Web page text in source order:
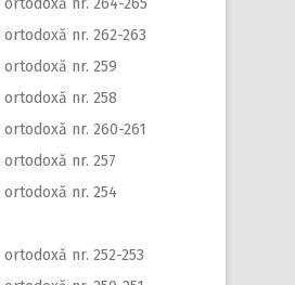
nr. 262-263
ortodoxă nr. 259
ortodoxă nr. 258
nr. 260-261
nr. 257
ortodoxă nr. 254
nr. 252-253